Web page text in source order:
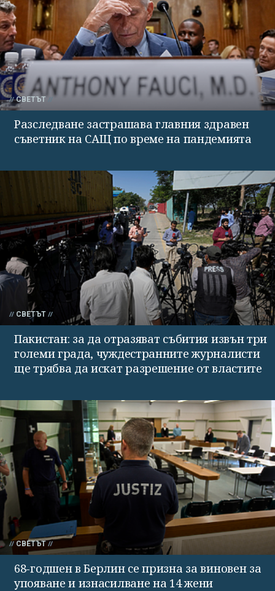
СВЕТЪТ
Разследване застрашава главния здравен
съветник на САЩ по време на пандемията
СВЕТЪТ
Пакистан: за да отразяват събития извън три
големи града, чуждестранните журналисти
ще трябва да искат разрешение от властите
СВЕТЪТ
68-годшен в Берлин се призна за виновен за
упояване и изнасилване на 14 жени